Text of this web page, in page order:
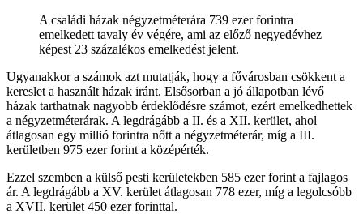
A családi házak négyzetméterára 739 ezer forintra
emelkedett tavaly év végére, ami az előző negyedévhez
képest 23 százalékos emelkedést jelent.
Ugyanakkor a számok azt mutatják, hogy a fővárosban csökkent a
kereslet a használt házak iránt. Elsősorban a jó állapotban lévő
házak tarthatnak nagyobb érdeklődésre számot, ezért emelkedhettek
a négyzetméterárak. A legdrágább a II. és a XII. kerület, ahol
átlagosan egy millió forintra nőtt a négyzetméterár, míg a III.
kerületben 975 ezer forint a középérték.
Ezzel szemben a külső pesti kerületekben 585 ezer forint a fajlagos
ár. A legdrágább a XV. kerület átlagosan 778 ezer, míg a legolcsóbb
a XVII. kerület 450 ezer forinttal.